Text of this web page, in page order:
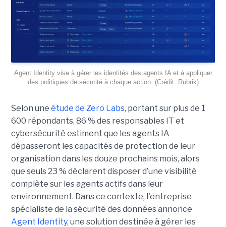
Agent Identity vise à gérer les identités des agents IA et à appliquer
des politiques de sécurité à chaque action. (Crédit: Rubrik)
Selon une étude de Zero Labs, portant sur plus de 1
600 répondants, 86 % des responsables IT et
cybersécurité estiment que les agents IA
dépasseront les capacités de protection de leur
organisation dans les douze prochains mois, alors
que seuls 23 % déclarent disposer d’une visibilité
complète sur les agents actifs dans leur
environnement. Dans ce contexte, l'entreprise
spécialiste de la sécurité des données annonce
Agent Identity, une solution destinée à gérer les